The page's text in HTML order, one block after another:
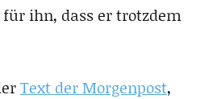
ihn, dass er trotzdem
Text der Morgenpost,